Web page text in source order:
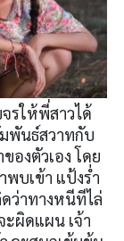
รให้พี่สาวได้
พันธ์สวาทกับ
องตัวเอง โดย
พบเข้า แป้งร่ำ
ว่าทางหนีทีไล่
ผิดแผน เจ้า